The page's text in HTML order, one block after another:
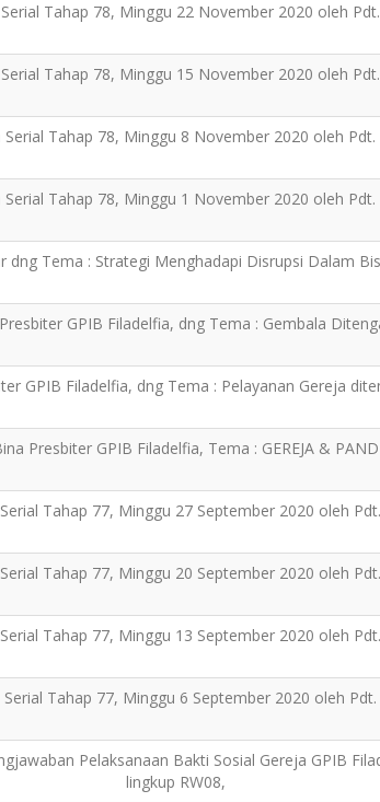
Tahap 78, Minggu 22 November 2020 oleh Pdt.
Tahap 78, Minggu 15 November 2020 oleh Pdt.
Tahap 78, Minggu 8 November 2020 oleh Pdt.
Tahap 78, Minggu 1 November 2020 oleh Pdt.
dng Tema : Strategi Menghadapi Disrupsi Dalam
GPIB Filadelfia, dng Tema : Gembala
GPIB Filadelfia, dng Tema : Pelayanan Gereja
Presbiter GPIB Filadelfia, Tema : GEREJA &
Tahap 77, Minggu 27 September 2020 oleh
Tahap 77, Minggu 20 September 2020 oleh
Tahap 77, Minggu 13 September 2020 oleh
Tahap 77, Minggu 6 September 2020 oleh Pdt.
Pelaksanaan Bakti Sosial Gereja GPIB
lingkup RW08,